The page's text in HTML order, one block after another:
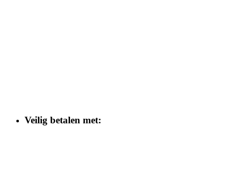
Veilig betalen met: